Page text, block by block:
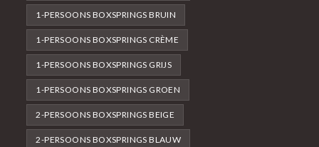
1-PERSOONS BOXSPRINGS BRUIN
1-PERSOONS BOXSPRINGS CRÈME
1-PERSOONS BOXSPRINGS GRIJS
1-PERSOONS BOXSPRINGS GROEN
2-PERSOONS BOXSPRINGS BEIGE
2-PERSOONS BOXSPRINGS BLAUW